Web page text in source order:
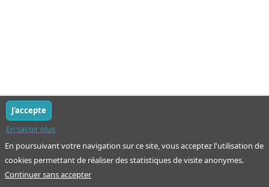
En poursuivant votre navigation sur ce site, vous acceptez l'utilisation de
cookies permettant de réaliser des statistiques de visite anonymes.
En savoir plus
J'accepte
Continuer sans accepter